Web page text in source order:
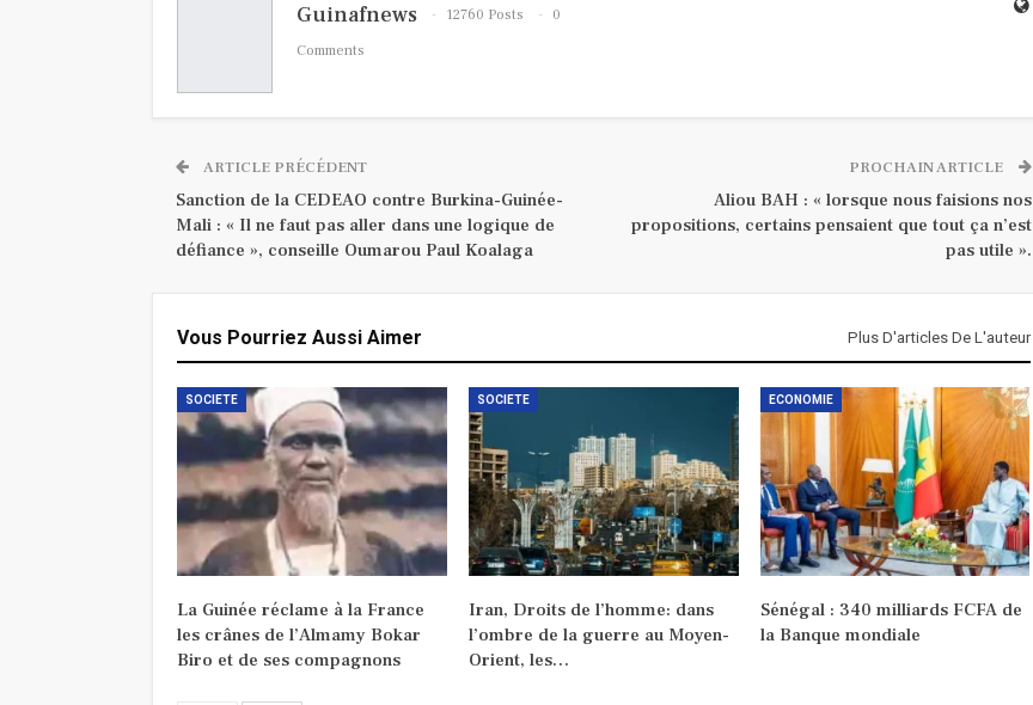
Guinafnews 12760 Posts
0
Comments
ARTICLE PRÉCÉDENT
Sanction de la CEDEAO contre Burkina-Guinée-
Mali : « Il ne faut pas aller dans une logique de
défiance », conseille Oumarou Paul Koalaga
PROCHAIN ARTICLE
Aliou BAH : « lorsque nous faisions nos
propositions, certains pensaient que tout ça n’est
pas utile ».
Vous Pourriez Aussi Aimer Plus D'articles De L'auteur
SOCIETE
La Guinée réclame à la France
les crânes de l’Almamy Bokar
Biro et de ses compagnons
SOCIETE
Iran, Droits de l’homme: dans
l’ombre de la guerre au Moyen-
Orient, les…
ECONOMIE
Sénégal : 340 milliards FCFA de
la Banque mondiale